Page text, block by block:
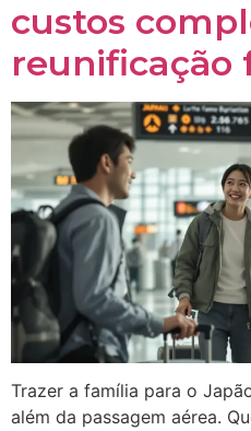
custos
reunificação
Trazer a família para o
além da passagem aérea.